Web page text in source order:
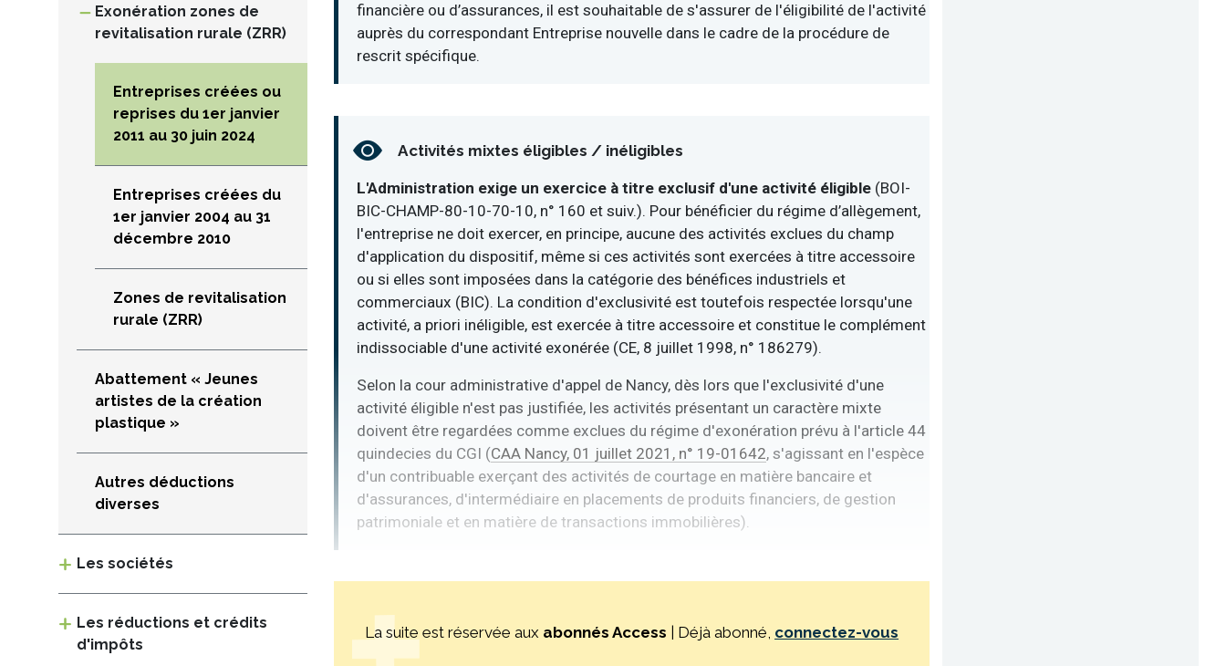
financière ou d’assurances, il est souhaitable de s'assurer de l'éligibilité de l'activité
auprès du correspondant Entreprise nouvelle dans le cadre de la procédure de
rescrit spécifique.
Activités mixtes éligibles / inéligibles
L'Administration exige un exercice à titre exclusif d'une activité éligible (BOI-
BIC-CHAMP-80-10-70-10, n° 160 et suiv.). Pour bénéficier du régime d’allègement,
l'entreprise ne doit exercer, en principe, aucune des activités exclues du champ
d'application du dispositif, même si ces activités sont exercées à titre accessoire
ou si elles sont imposées dans la catégorie des bénéfices industriels et
commerciaux (BIC). La condition d'exclusivité est toutefois respectée lorsqu'une
activité, a priori inéligible, est exercée à titre accessoire et constitue le complément
indissociable d'une activité exonérée (CE, 8 juillet 1998, n° 186279).
Selon la cour administrative d'appel de Nancy, dès lors que l'exclusivité d'une
activité éligible n'est pas justifiée, les activités présentant un caractère mixte
doivent être regardées comme exclues du régime d'exonération prévu à l'article 44
quindecies du CGI (CAA Nancy, 01 juillet 2021, n° 19-01642, s'agissant en l'espèce
d'un contribuable exerçant des activités de courtage en matière bancaire et
d'assurances, d'intermédiaire en placements de produits financiers, de gestion
patrimoniale et en matière de transactions immobilières).
La suite est réservée aux abonnés Access | Déjà abonné, connectez-vous
Exonération zones de
revitalisation rurale (ZRR)
Entreprises créées ou
reprises du 1er janvier
2011 au 30 juin 2024
Entreprises créées du
1er janvier 2004 au 31
décembre 2010
Zones de revitalisation
rurale (ZRR)
Abattement « Jeunes
artistes de la création
plastique »
Autres déductions
diverses
Les sociétés
Les réductions et crédits
d'impôts